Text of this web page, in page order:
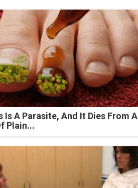
Is A Parasite, And It Dies From A
Plain...